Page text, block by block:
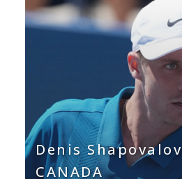
Denis Shapovalov
CANADA